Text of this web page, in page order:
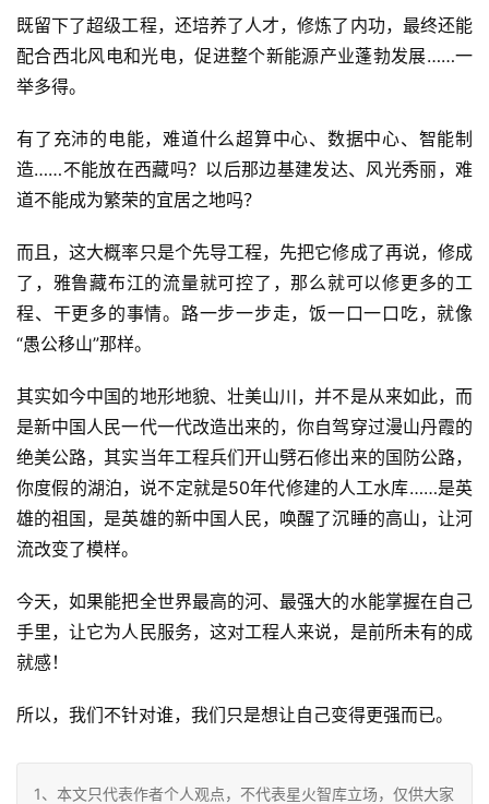
既留下了超级工程，还培养了人才，修炼了内功，最终还能
配合西北风电和光电，促进整个新能源产业蓬勃发展……一
举多得。
有了充沛的电能，难道什么超算中心、数据中心、智能制
造……不能放在西藏吗？以后那边基建发达、风光秀丽，难
道不能成为繁荣的宜居之地吗？
而且，这大概率只是个先导工程，先把它修成了再说，修成
了，雅鲁藏布江的流量就可控了，那么就可以修更多的工
程、干更多的事情。路一步一步走，饭一口一口吃，就像
“愚公移山”那样。
其实如今中国的地形地貌、壮美山川，并不是从来如此，而
是新中国人民一代一代改造出来的，你自驾穿过漫山丹霞的
绝美公路，其实当年工程兵们开山劈石修出来的国防公路，
你度假的湖泊，说不定就是50年代修建的人工水库……是英
雄的祖国，是英雄的新中国人民，唤醒了沉睡的高山，让河
流改变了模样。
今天，如果能把全世界最高的河、最强大的水能掌握在自己
手里，让它为人民服务，这对工程人来说，是前所未有的成
就感！
所以，我们不针对谁，我们只是想让自己变得更强而已。
1、本文只代表作者个人观点，不代表星火智库立场，仅供大家